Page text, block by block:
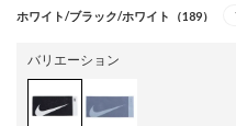
ホワイト/ブラック/ホワイト（189）
バリエーション